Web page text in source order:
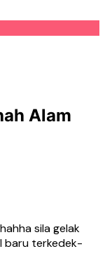
Alam
sila gelak
baru terkedek-